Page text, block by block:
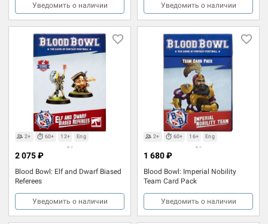
Уведомить о наличии Уведомить о наличии
2+ 60+ 12+ Eng
Blood Bowl: Elf and Dwarf Biased
Referees
2 075 ₽
Уведомить о наличии
2+ 60+ 16+ Eng
Blood Bowl: Imperial Nobility
Team Card Pack
1 680 ₽
Уведомить о наличии